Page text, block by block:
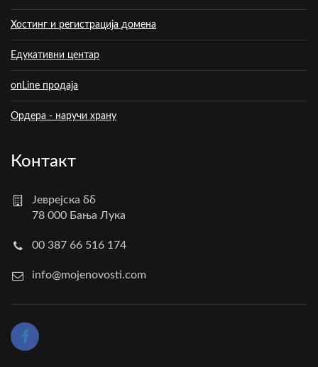
Хостинг и регистрација домена
Едукативни центар
onLine продаја
Ордера - наручи храну
Контакт
Јеврејска бб
78 000 Бања Лука
00 387 66 516 174
info@mojenovosti.com